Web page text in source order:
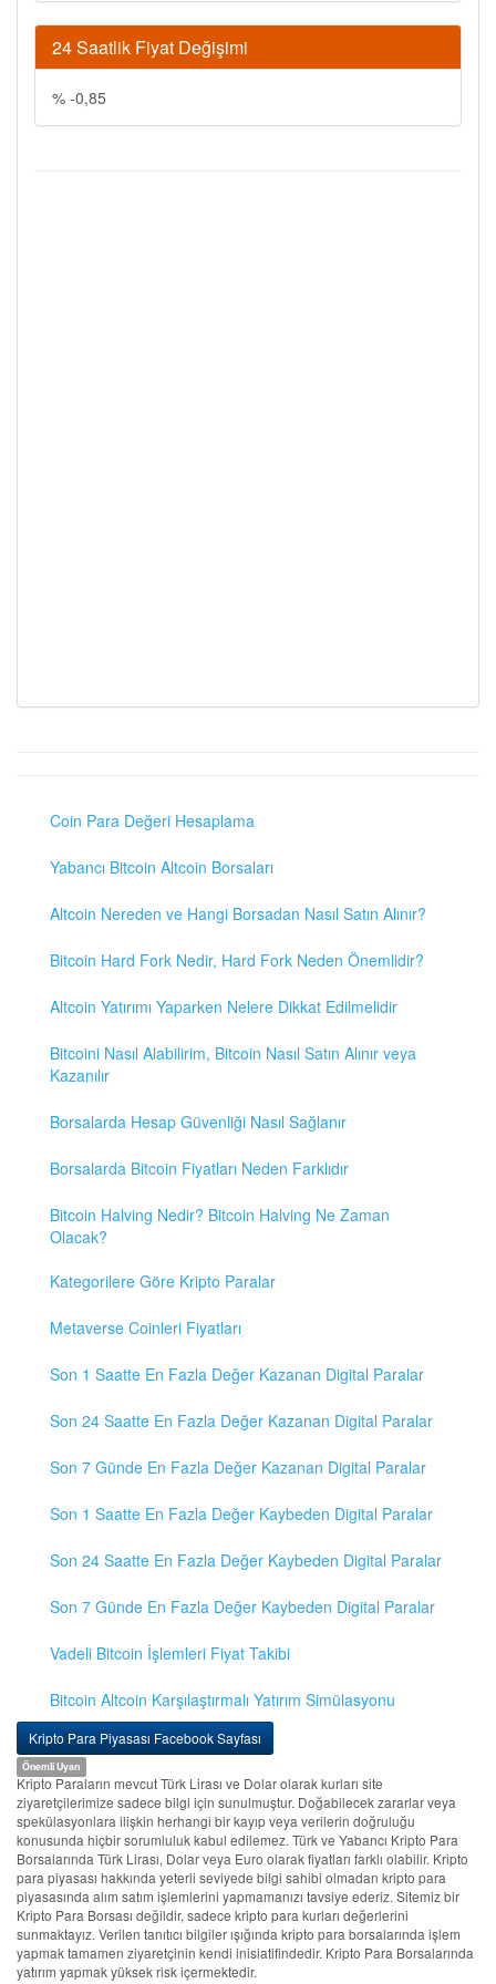
24 Saatlik Fiyat Değişimi
% -0,85
Coin Para Değeri Hesaplama
Yabancı Bitcoin Altcoin Borsaları
Altcoin Nereden ve Hangi Borsadan Nasıl Satın Alınır?
Bitcoin Hard Fork Nedir, Hard Fork Neden Önemlidir?
Altcoin Yatırımı Yaparken Nelere Dikkat Edilmelidir
Bitcoini Nasıl Alabilirim, Bitcoin Nasıl Satın Alınır veya
Kazanılır
Borsalarda Hesap Güvenliği Nasıl Sağlanır
Borsalarda Bitcoin Fiyatları Neden Farklıdır
Bitcoin Halving Nedir? Bitcoin Halving Ne Zaman
Olacak?
Kategorilere Göre Kripto Paralar
Metaverse Coinleri Fiyatları
Son 1 Saatte En Fazla Değer Kazanan Digital Paralar
Son 24 Saatte En Fazla Değer Kazanan Digital Paralar
Son 7 Günde En Fazla Değer Kazanan Digital Paralar
Son 1 Saatte En Fazla Değer Kaybeden Digital Paralar
Son 24 Saatte En Fazla Değer Kaybeden Digital Paralar
Son 7 Günde En Fazla Değer Kaybeden Digital Paralar
Vadeli Bitcoin İşlemleri Fiyat Takibi
Bitcoin Altcoin Karşılaştırmalı Yatırım Simülasyonu
Kripto Para Piyasası Facebook Sayfası
Önemli Uyarı
Kripto Paraların mevcut Türk Lirası ve Dolar olarak kurları site
ziyaretçilerimize sadece bilgi için sunulmuştur. Doğabilecek zararlar veya
spekülasyonlara ilişkin herhangi bir kayıp veya verilerin doğruluğu
konusunda hiçbir sorumluluk kabul edilemez. Türk ve Yabancı Kripto Para
Borsalarında Türk Lirası, Dolar veya Euro olarak fiyatları farklı olabilir. Kripto
para piyasası hakkında yeterli seviyede bilgi sahibi olmadan kripto para
piyasasında alım satım işlemlerini yapmamanızı tavsiye ederiz. Sitemiz bir
Kripto Para Borsası değildir, sadece kripto para kurları değerlerini
sunmaktayız. Verilen tanıtıcı bilgiler ışığında kripto para borsalarında işlem
yapmak tamamen ziyaretçinin kendi inisiatifindedir. Kripto Para Borsalarında
yatırım yapmak yüksek risk içermektedir.